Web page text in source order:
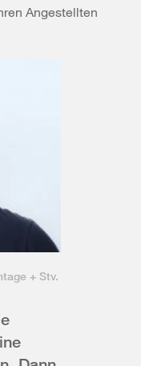
Angestellten
+ Stv.